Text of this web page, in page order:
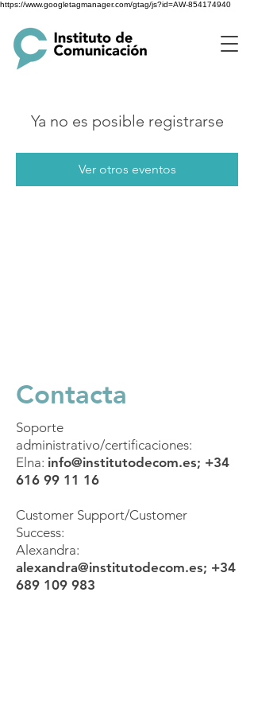
https://www.googletagmanager.com/gtag/js?id=AW-854174940
Ya no es posible registrarse
Ver otros eventos
Contacta
Soporte
administrativo/certificaciones:
Elna: info@institutodecom.es; +34
616 99 11 16
Customer Support/Customer
Success:
Alexandra:
alexandra@institutodecom.es; +34
689 109 983